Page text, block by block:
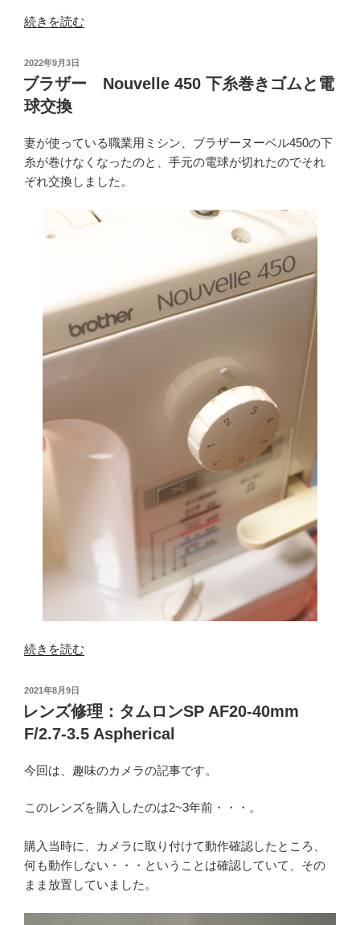
“Google
Watch（初
代）
で
再
接
続・・・”
の
続きを読む
投
稿
日:
2022年9月3日
ブラザー Nouvelle 450 下糸巻きゴムと電
球交換
妻が使っている職業用ミシン、ブラザーヌーベル450の下
糸が巻けなくなったのと、手元の電球が切れたのでそれ
ぞれ交換しました。
“ブ
ザ
ー
Nouvelle
下
巻
ゴ
ム
と
続きを読む
投
稿
日:
2021年8月9日
レンズ修理：タムロンSP AF20-40mm
F/2.7-3.5 Aspherical
今回は、趣味のカメラの記事です。
このレンズを購入したのは2~3年前・・・。
購入当時に、カメラに取り付けて動作確認したところ、
何も動作しない・・・ということは確認していて、その
まま放置していました。